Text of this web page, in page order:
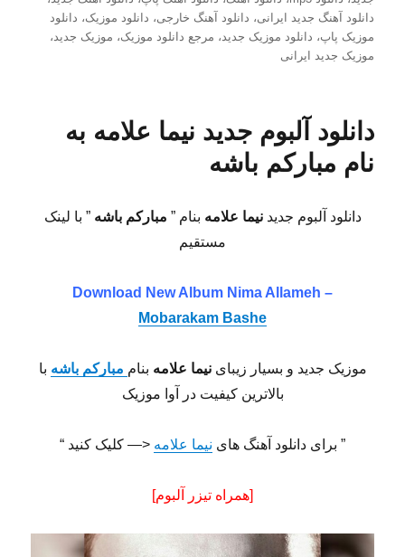
دانلود آهنگ جدید ایرانی، دانلود آهنگ خارجی، دانلود موزیک، دانلود
موزیک پاپ، دانلود موزیک جدید ، مرجع دانلود موزیک، موزیک جدید ،
موزیک جدید ایرانی
دانلود آلبوم جدید نیما علامه به
نام مبارکم باشه
دانلود آلبوم جدید نیما علامه بنام ” مبارکم باشه” با لینک
مستقیم
Download New Album Nima Allameh –
Mobarakam Bashe
موزیک جدید و بسیار زیباینیما علامه بنام مبارکم باشه با
بالاترین کیفیت در آوا موزیک
” برای دانلود آهنگ های نیما علامه <— کلیک کنید “
[همراه تیزر آلبوم]